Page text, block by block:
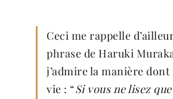
Ceci me rappelle
phrase de Haruki
j’admire la manière dont
vie : “Si vous ne lisez